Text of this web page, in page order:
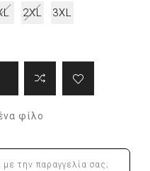
2XL 3XL
την παραγγελία σας;